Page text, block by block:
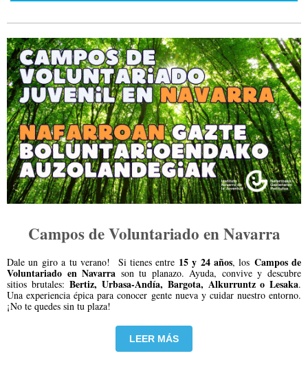
Campos de Voluntariado en Navarra
Dale un giro a tu verano! Si tienes entre 15 y 24 años, los Campos de
Voluntariado en Navarra son tu planazo. Ayuda, convive y descubre
sitios brutales:Bertiz, Urbasa-Andía, Bargota, Alkurruntz o Lesaka.
Una experiencia épica para conocer gente nueva y cuidar nuestro entorno.
¡No te quedes sin tu plaza!
LEER MÁS